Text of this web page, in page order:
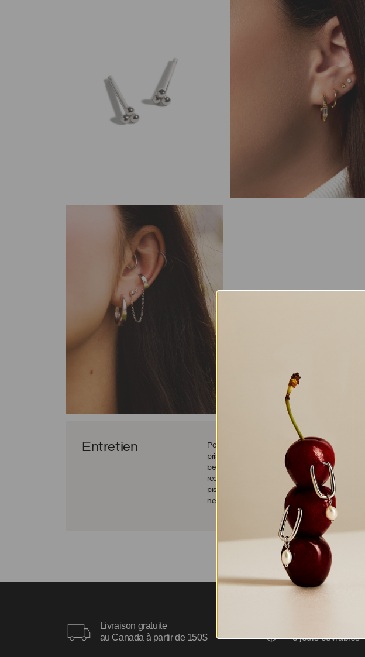
Entretien
Pour bien entretenir ce bijou, enfilez le après avoir
pris votre douche, appliqué vos produits de
beauté et de soins de la peau. Il est aussi
recommandé de ne pas porter ce bijou à la
piscine/spa ou pour les activités sportives afin de
ne pas altérer le placage.
Livraison gratuite
au Canada à partir de 150$
3 jours ouvrables